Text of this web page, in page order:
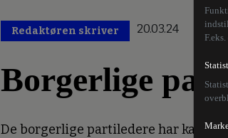
Redaktøren skriver 20.03.24
Borgerlige
De borgerlige partiledere har kastet